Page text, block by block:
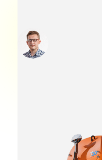
+48 519 751 698